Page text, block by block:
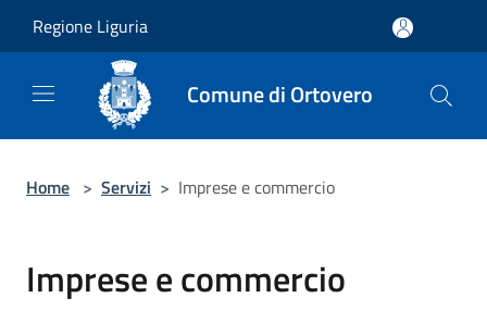
Regione Liguria
Comune di Ortovero
Home > Servizi > Imprese e commercio
Imprese e commercio